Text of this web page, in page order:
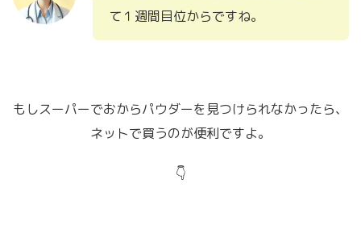
て１週間目位からですね。
もしスーパーでおからパウダーを見つけられなかったら、
ネットで買うのが便利ですよ。
👇